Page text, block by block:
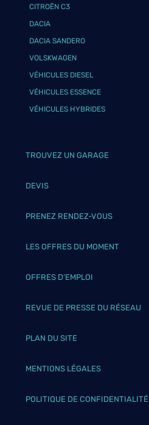
CITROËN C3
DACIA
DACIA SANDERO
VOLSKWAGEN
VÉHICULES DIESEL
VÉHICULES ESSENCE
VÉHICULES HYBRIDES
TROUVEZ UN GARAGE
DEVIS
PRENEZ RENDEZ-VOUS
LES OFFRES DU MOMENT
OFFRES D’EMPLOI
REVUE DE PRESSE DU RÉSEAU
PLAN DU SITE
MENTIONS LÉGALES
POLITIQUE DE CONFIDENTIALITÉ